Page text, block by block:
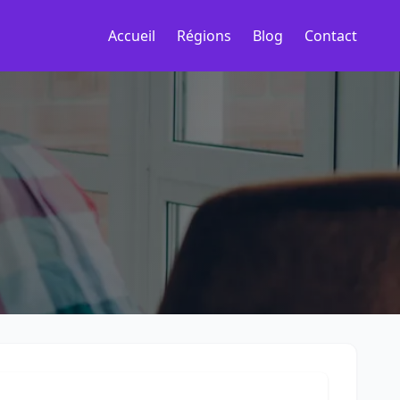
Accueil Régions Blog Contact